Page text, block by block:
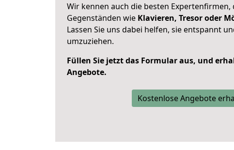
Wir kennen auch die besten Expertenfirmen,
Gegenständen wie Klavieren, Tresor oder
Lassen Sie uns dabei helfen, sie entspannt
umzuziehen.
Füllen Sie jetzt das Formular aus, und
Angebote.
Kostenlose Angebote